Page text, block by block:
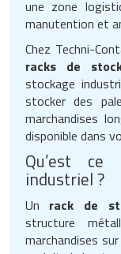
une zone
manutention et
Chez Techni-
racks de
stockage
stocker des
marchandises
disponible dans
Qu’est ce
industriel ?
Un rack de
structure
marchandises